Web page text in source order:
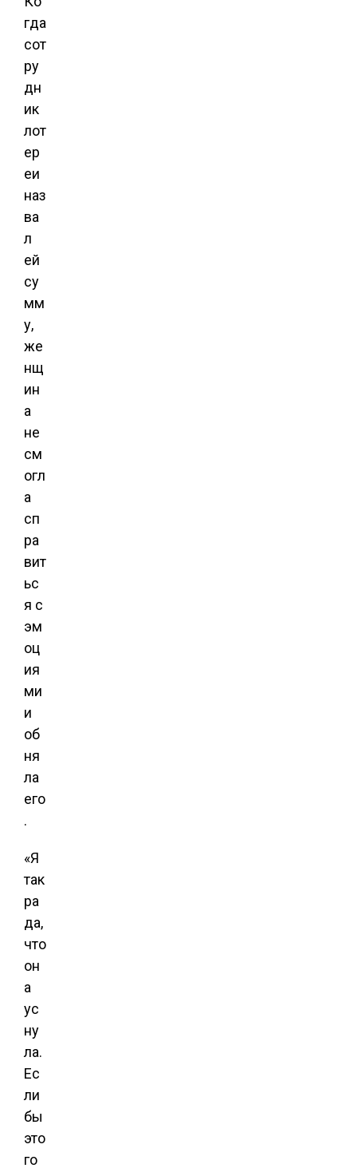
гда
сот
ру
дн
ик
лот
ер
еи
наз
ва
л
ей
су
мм
у,
же
нщ
ин
а
не
см
огл
а
сп
ра
вит
ьс
я с
эм
оц
ия
ми
и
об
ня
ла
его
.
«Я
так
ра
да,
что
он
а
ус
ну
ла.
Ес
ли
бы
это
го